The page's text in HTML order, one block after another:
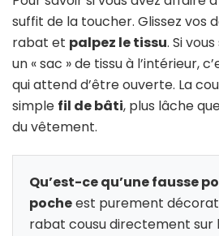
suffit de la toucher. Glissez vos
rabat et palpez le tissu. Si
un « sac » de tissu à l’intérieur,
qui attend d’être ouverte. La
simple fil de bâti, plus lâche
du vêtement.
Qu’est-ce qu’une fausse
pocheest purement
rabat cousu directement sur